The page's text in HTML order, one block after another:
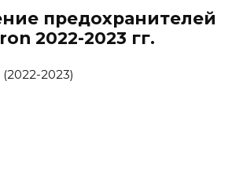
предохранителей
2022-2023 гг.